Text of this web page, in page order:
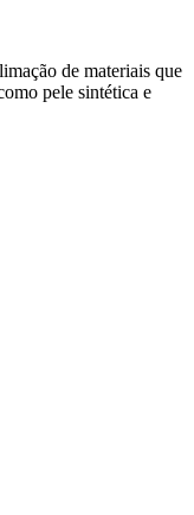
de materiais que
pele sintética e